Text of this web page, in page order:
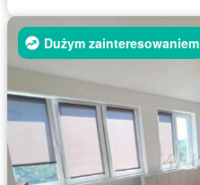
Dużym zainteresowaniem